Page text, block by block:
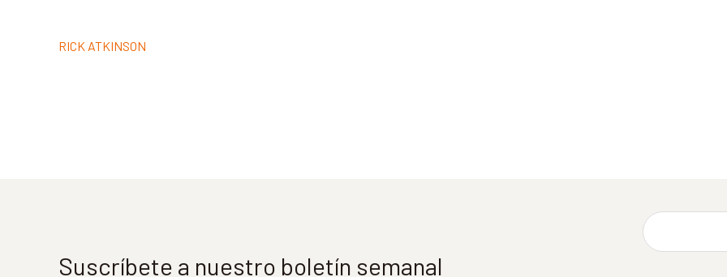
Navegación
Anterior:
RICK ATKINSON
Suscríbete a nuestro boletín semanal